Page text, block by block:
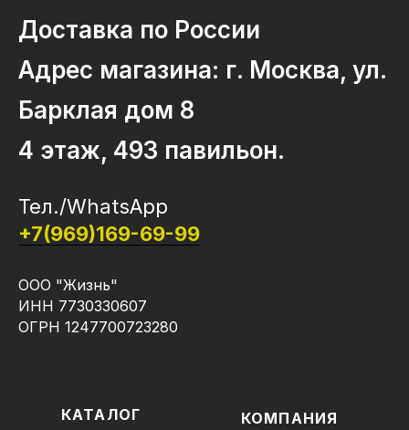
Доставка по России
Адрес магазина: г. Москва, ул.
Барклая дом 8
4 этаж, 493 павильон.
Тел./WhatsApp
+7(969)169-69-99
ООО "Жизнь"
ИНН 7730330607
ОГРН 1247700723280
КАТАЛОГ КОМПАНИЯ